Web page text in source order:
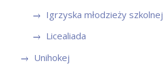
Igrzyska młodzieży szkolnej
Licealiada
Unihokej